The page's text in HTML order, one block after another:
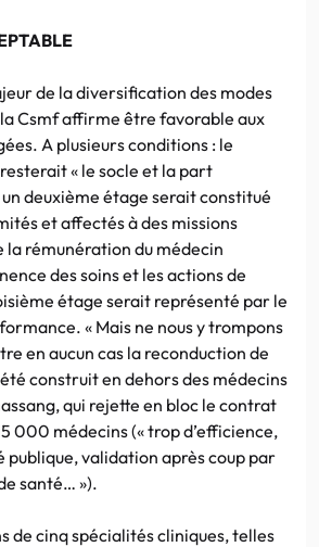
de la diversification des modes
Csmf affirme être favorable aux
A plusieurs conditions : le
« le socle et la part
deuxième étage serait constitué
et affectés à des missions
la rémunération du médecin
des soins et les actions de
étage serait représenté par le
« Mais ne nous y trompons
en aucun cas la reconduction de
été construit en dehors des médecins
qui rejette en bloc le contrat
000 médecins (« trop d’efficience,
publique, validation après coup par
santé… »).
de cinq spécialités cliniques, telles